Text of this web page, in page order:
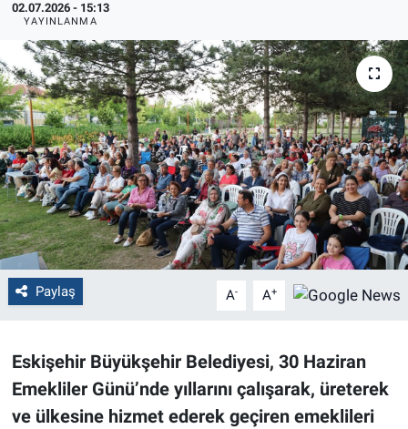
02.07.2026 - 15:13
YAYINLANMA
Paylaş A- A+
Eskişehir Büyükşehir Belediyesi, 30 Haziran
Emekliler Günü’nde yıllarını çalışarak, üreterek
ve ülkesine hizmet ederek geçiren emeklileri
Sağlık
Alış-Veriş/İş dünyası
Ekonomi
Kültür Sanat
Politika
Bilecik
Kütahya
Gezi
Genel
Yerel
Haber Arşivi